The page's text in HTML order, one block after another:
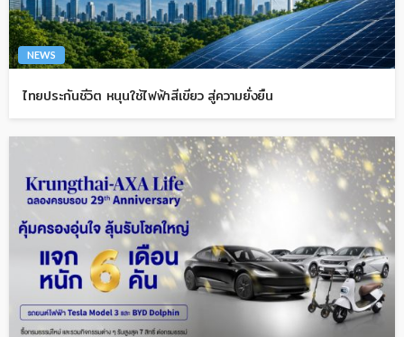
NEWS
ไทยประกันชีวิต หนุนใช้ไฟฟ้าสีเขียว สู่ความยั่งยืน